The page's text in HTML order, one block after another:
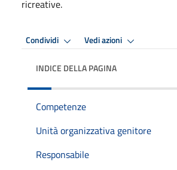
ricreative.
Condividi Vedi azioni
INDICE DELLA PAGINA
Competenze
Unità organizzativa genitore
Responsabile